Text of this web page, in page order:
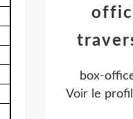
box-
Voir le